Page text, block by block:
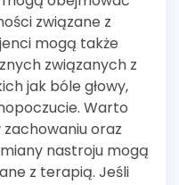
związane z
mogą także
związanych z
jak bóle głowy,
Warto
oraz
nastroju mogą
z terapią. Jeśli